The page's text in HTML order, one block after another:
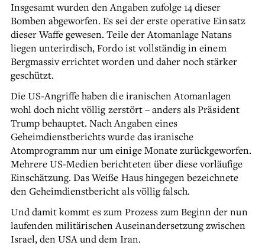
Insgesamt wurden den Angaben zufolge 14 dieser
Bomben abgeworfen. Es sei der erste operative Einsatz
dieser Waffe gewesen. Teile der Atomanlage Natans
liegen unterirdisch, Fordo ist vollständig in einem
Bergmassiv errichtet worden und daher noch stärker
geschützt.
Die US-Angriffe haben die iranischen Atomanlagen
wohl doch nicht völlig zerstört – anders als Präsident
Trump behauptet. Nach Angaben eines
Geheimdienstberichts wurde das iranische
Atomprogramm nur um einige Monate zurückgeworfen.
Mehrere US-Medien berichteten über diese vorläufige
Einschätzung. Das Weiße Haus hingegen bezeichnete
den Geheimdienstbericht als völlig falsch.
Und damit kommt es zum Prozess zum Beginn der nun
laufenden militärischen Auseinandersetzung zwischen
Israel, den USA und dem Iran.